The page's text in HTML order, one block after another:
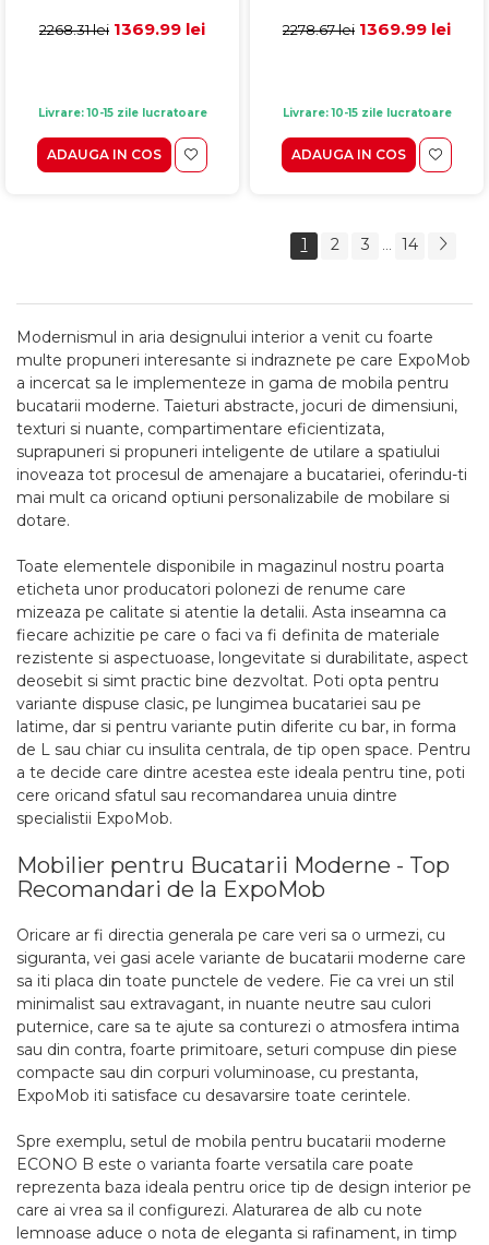
2268.31 lei 1369.99 lei
Livrare: 10-15 zile lucratoare
ADAUGA IN COS
2278.67 lei 1369.99 lei
Livrare: 10-15 zile lucratoare
ADAUGA IN COS
1 2 3 14
Modernismul in aria designului interior a venit cu foarte
multe propuneri interesante si indraznete pe care ExpoMob
a incercat sa le implementeze in gama de mobila pentru
bucatarii moderne. Taieturi abstracte, jocuri de dimensiuni,
texturi si nuante, compartimentare eficientizata,
suprapuneri si propuneri inteligente de utilare a spatiului
inoveaza tot procesul de amenajare a bucatariei, oferindu-ti
mai mult ca oricand optiuni personalizabile de mobilare si
dotare.
Toate elementele disponibile in magazinul nostru poarta
eticheta unor producatori polonezi de renume care
mizeaza pe calitate si atentie la detalii. Asta inseamna ca
fiecare achizitie pe care o faci va fi definita de materiale
rezistente si aspectuoase, longevitate si durabilitate, aspect
deosebit si simt practic bine dezvoltat. Poti opta pentru
variante dispuse clasic, pe lungimea bucatariei sau pe
latime, dar si pentru variante putin diferite cu bar, in forma
de L sau chiar cu insulita centrala, de tip open space. Pentru
a te decide care dintre acestea este ideala pentru tine, poti
cere oricand sfatul sau recomandarea unuia dintre
specialistii ExpoMob.
Mobilier pentru Bucatarii Moderne - Top
Recomandari de la ExpoMob
Oricare ar fi directia generala pe care veri sa o urmezi, cu
siguranta, vei gasi acele variante de bucatarii moderne care
sa iti placa din toate punctele de vedere. Fie ca vrei un stil
minimalist sau extravagant, in nuante neutre sau culori
puternice, care sa te ajute sa conturezi o atmosfera intima
sau din contra, foarte primitoare, seturi compuse din piese
compacte sau din corpuri voluminoase, cu prestanta,
ExpoMob iti satisface cu desavarsire toate cerintele.
Spre exemplu, setul de mobila pentru bucatarii moderne
ECONO B este o varianta foarte versatila care poate
reprezenta baza ideala pentru orice tip de design interior pe
care ai vrea sa il configurezi. Alaturarea de alb cu note
lemnoase aduce o nota de eleganta si rafinament, in timp